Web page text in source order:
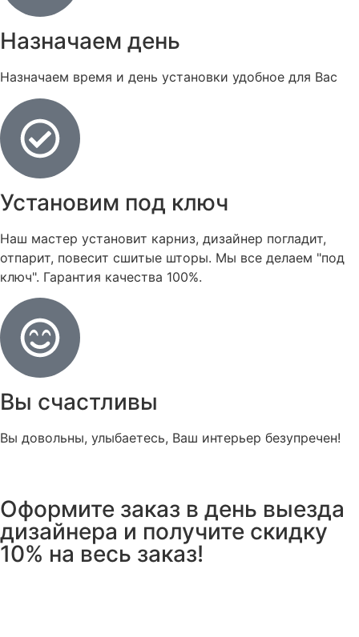
Назначаем день
Назначаем время и день установки удобное для Вас
Установим под ключ
Наш мастер установит карниз, дизайнер погладит,
отпарит, повесит сшитые шторы. Мы все делаем "под
ключ". Гарантия качества 100%.
Вы счастливы
Вы довольны, улыбаетесь, Ваш интерьер безупречен!
Оформите заказ в день выезда
дизайнера и получите скидку
10% на весь заказ!